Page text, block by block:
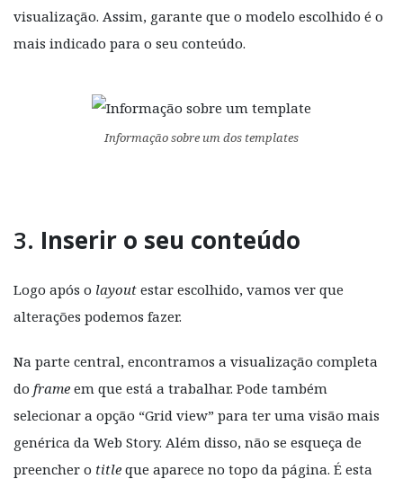
visualização. Assim, garante que o modelo escolhido é o
mais indicado para o seu conteúdo.
Informação sobre um dos templates
3. Inserir o seu conteúdo
Logo após o layout estar escolhido, vamos ver que
alterações podemos fazer.
Na parte central, encontramos a visualização completa
do frame em que está a trabalhar. Pode também
selecionar a opção “Grid view” para ter uma visão mais
genérica da Web Story. Além disso, não se esqueça de
preencher o title que aparece no topo da página. É esta